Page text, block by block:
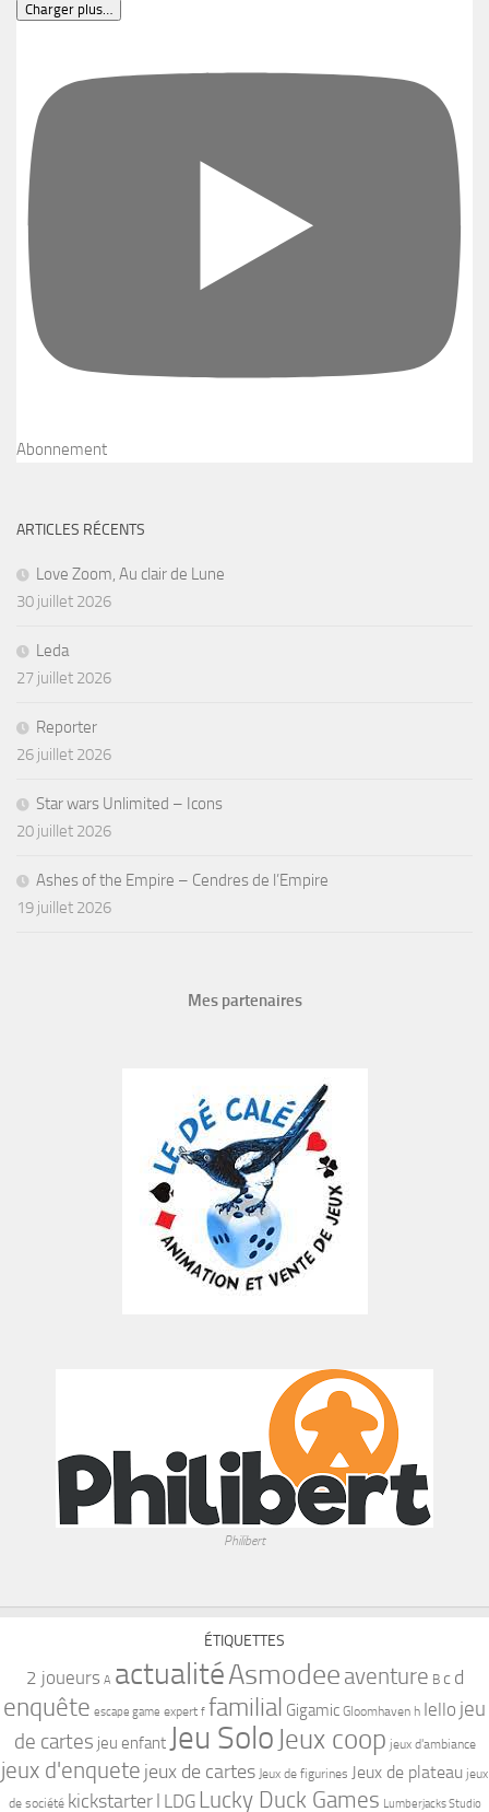
Charger plus…
Abonnement
ARTICLES RÉCENTS
Love Zoom, Au clair de Lune
30 juillet 2026
Leda
27 juillet 2026
Reporter
26 juillet 2026
Star wars Unlimited – Icons
20 juillet 2026
Ashes of the Empire – Cendres de l’Empire
19 juillet 2026
Mes partenaires
Philibert
ÉTIQUETTES
2 joueurs A actualitéAsmodee aventure B c d
enquête escape game expert f familial Gigamic Gloomhaven h Iello jeu
de cartes jeu enfant Jeu Solo Jeux coop jeux d'ambiance
jeux d'enquete jeux de cartes Jeux de figurines Jeux de plateau jeux
de société kickstarter l LDG Lucky Duck Games Lumberjacks Studio